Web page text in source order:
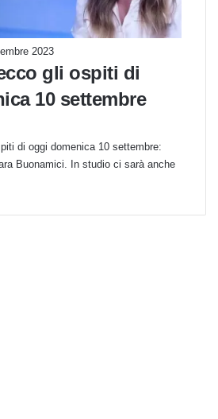
2023
gli ospiti di
10 settembre
di oggi domenica 10 settembre:
Buonamici. In studio ci sarà anche